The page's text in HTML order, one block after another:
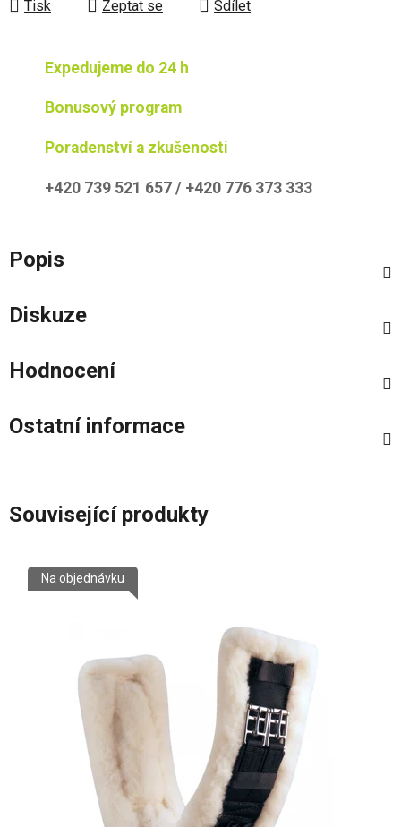
Tisk Zeptat se Sdílet
Expedujeme do 24 h
Bonusový program
Poradenství a zkušenosti
+420 739 521 657 / +420 776 373 333
Popis
Diskuze
Hodnocení
Ostatní informace
Související produkty
Na objednávku